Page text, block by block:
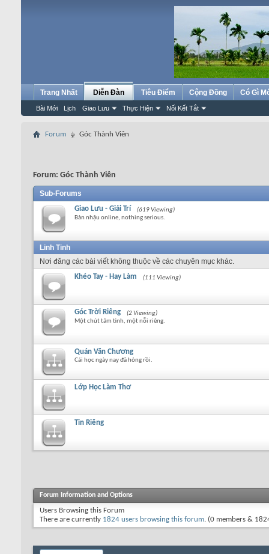
Trang Nhất Diễn Đàn
Bài Mới Lịch Giao Lưu Thực Hiện Nối Kết Tắt
Tiêu Điểm Cộng Đồng Có Gì
Forum Góc Thành Viên
Forum: Góc Thành Viên
Sub-Forums
Giao Lưu - Giải Trí
(619 Viewing)
Bàn nhậu online, nothing serious.
Linh Tinh
Nơi đăng các bài viết không thuộc về các chuyên mục khác.
Khéo Tay - Hay Làm (111 Viewing)
Góc Trời Riêng
(2 Viewing)
Một chút tâm tình, một nỗi riêng.
Quán Văn Chương
Cái học ngày nay đã hỏng rồi.
Lớp Học Làm Thơ
Tin Riêng
Forum Information and Options
Users Browsing this Forum
There are currently 1824 users browsing this forum. (0 members &